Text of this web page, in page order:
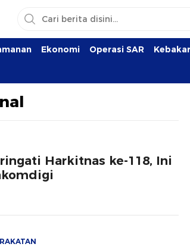
Ekonomi Operasi SAR
Harkitnas ke-118, Ini